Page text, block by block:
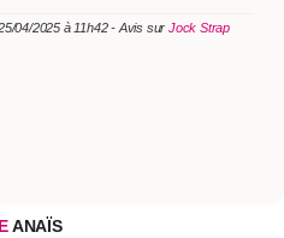
04/2025 à 11h42 - Avis sur Jock Strap
ANAÏS